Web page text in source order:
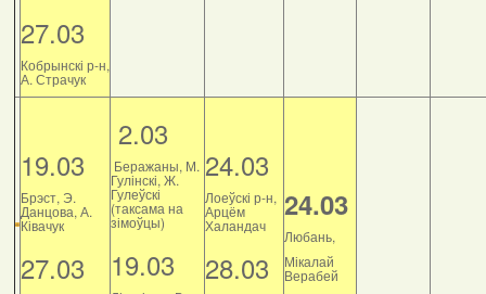
27.03
Кобрынскі р-н,
А. Страчук
19.03
Брэст, Э.
Данцова, А.
Ківачук
27.03
2.03
Беражаны, М.
Гулінскі, Ж.
Гулеўскі
(таксама на
зімоўцы)
19.03
24.03
Лоеўскі р-н,
Арцём
Халандач
28.03
24.03
Любань,
Мікалай
Верабей